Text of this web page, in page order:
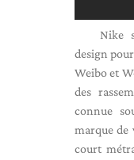
Nike
design
Weibo et
des
connue
marque de
court